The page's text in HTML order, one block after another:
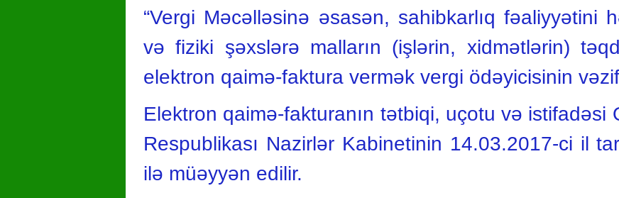
“Vergi Məcəlləsinə əsasən, sahibkarlıq fəaliyyətini
və fiziki şəxslərə malların (işlərin, xidmətlərin)
elektron qaimə-faktura vermək vergi ödəyicisinin
Elektron qaimə-fakturanın tətbiqi, uçotu və istifadəsi
Respublikası Nazirlər Kabinetinin 14.03.2017-ci il
ilə müəyyən edilir.